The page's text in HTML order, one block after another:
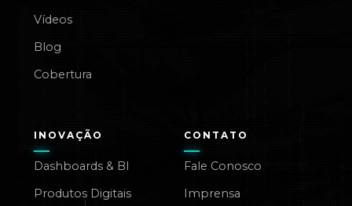
Vídeos
Blog
Cobertura
INOVAÇÃO
Dashboards & BI
Produtos Digitais
CONTATO
Fale Conosco
Imprensa